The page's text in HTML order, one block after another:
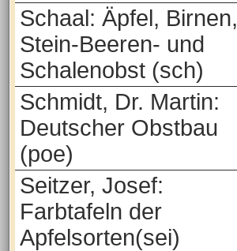
Schaal: Äpfel, Birnen,
Stein-Beeren- und
Schalenobst (sch)
Schmidt, Dr. Martin:
Deutscher Obstbau
(poe)
Seitzer, Josef:
Farbtafeln der
Apfelsorten(sei)